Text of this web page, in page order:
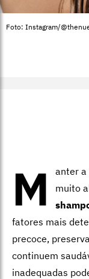
Foto: Instagram/
M
anter a
muito
fatores mais
precoce,
continuem
inadequadas